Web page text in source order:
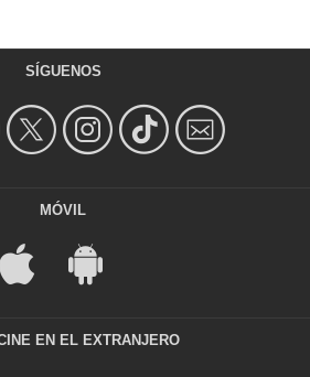
SÍGUENOS
MÓVIL
EN EL EXTRANJERO